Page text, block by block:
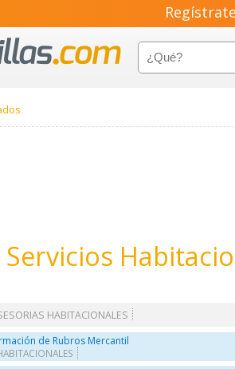
Servicios
HABITACIONALES
de Rubros Mercantil